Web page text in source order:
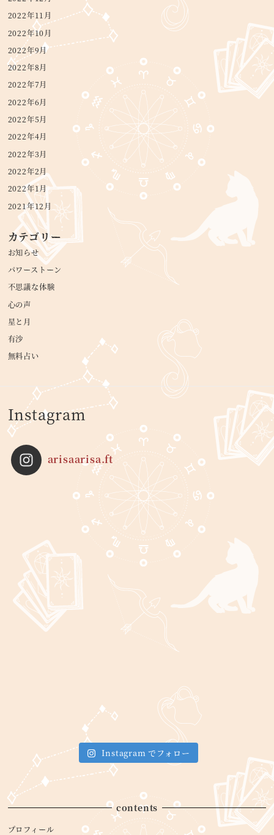
2022年11月
2022年10月
2022年9月
2022年8月
2022年7月
2022年6月
2022年5月
2022年4月
2022年3月
2022年2月
2022年1月
2021年12月
カテゴリー
お知らせ
パワーストーン
不思議な体験
心の声
星と月
有沙
無料占い
Instagram
arisaarisa.ft
Instagram でフォロー
contents
プロフィール